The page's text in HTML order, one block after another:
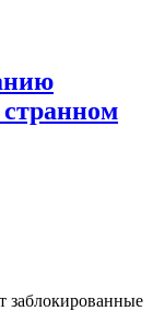
странном
заблокированные